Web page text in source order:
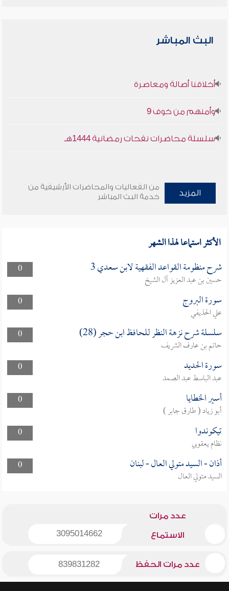
البث المباشر
أخلاقنا أصالة ومعاصرة
وأمنهم من خوف 9
سلسلة محاضرات نفحات رمضانية 1444هـ
المزيد
من الفعاليات والمحاضرات الأرشيفية من
خدمة البث المباشر
الأكثر استماعا لهذا الشهر
0 شرح منظومة القواعد الفقهية لابن سعدي 3
حسين بن عبد العزيز آل الشيخ
0
سورة البروج
علي الحذيفي
0
سلسلة شرح نزهة النظر للحافظ ابن حجر (28)
حاتم بن عارف الشريف
0
سورة الحديد
عبد الباسط عبد الصمد
0
أسير الخطايا
أبو زياد ( طارق جابر )
0
تيكوندوا
نظام يعقوبي
0
أذان - السيد متولي العال - لبنان
السيد متولي العال
عدد مرات
الاستماع 3095014662
عدد مرات الحفظ 839831282